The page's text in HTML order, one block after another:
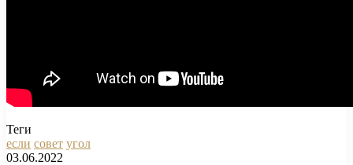
Теги
если совет угол
03.06.2022